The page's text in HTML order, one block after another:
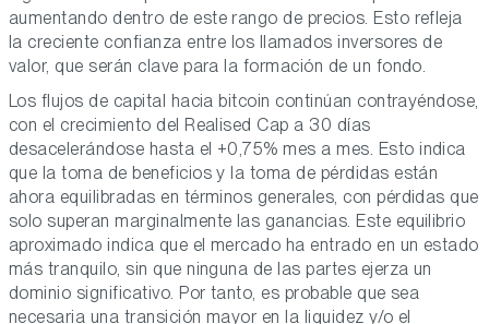
aumentando dentro de este rango de precios. Esto refleja
la creciente confianza entre los llamados inversores de
valor, que serán clave para la formación de un fondo.
Los flujos de capital hacia bitcoin continúan contrayéndose,
con el crecimiento del Realised Cap a 30 días
desacelerándose hasta el +0,75% mes a mes. Esto indica
que la toma de beneficios y la toma de pérdidas están
ahora equilibradas en términos generales, con pérdidas que
solo superan marginalmente las ganancias. Este equilibrio
aproximado indica que el mercado ha entrado en un estado
más tranquilo, sin que ninguna de las partes ejerza un
dominio significativo. Por tanto, es probable que sea
necesaria una transición mayor en la liquidez y/o el